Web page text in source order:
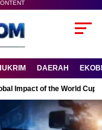
DAERAH
Impact of the World Cup